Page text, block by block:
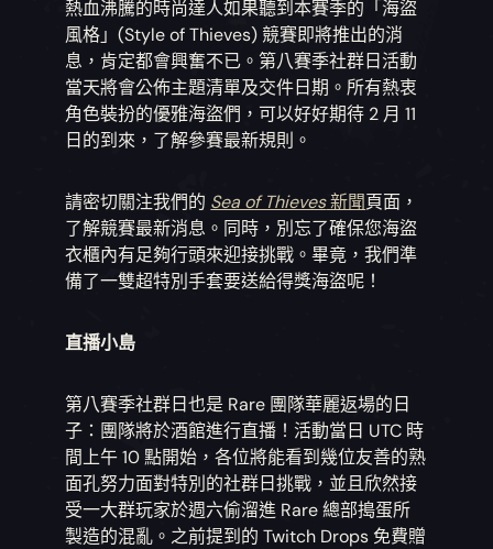
熱血沸騰的時尚達人如果聽到本賽季的「海盜
風格」(Style of Thieves) 競賽即將推出的消
息，肯定都會興奮不已。第八賽季社群日活動
當天將會公佈主題清單及交件日期。所有熱衷
角色裝扮的優雅海盜們，可以好好期待 2 月 11
日的到來，了解參賽最新規則。
請密切關注我們的 Sea of Thieves新聞頁面，
了解競賽最新消息。同時，別忘了確保您海盜
衣櫃內有足夠行頭來迎接挑戰。畢竟，我們準
備了一雙超特別手套要送給得獎海盜呢！
直播小島
第八賽季社群日也是 Rare 團隊華麗返場的日
子：團隊將於酒館進行直播！活動當日 UTC 時
間上午 10 點開始，各位將能看到幾位友善的熟
面孔努力面對特別的社群日挑戰，並且欣然接
受一大群玩家於週六偷溜進 Rare 總部搗蛋所
製造的混亂。之前提到的 Twitch Drops 免費贈